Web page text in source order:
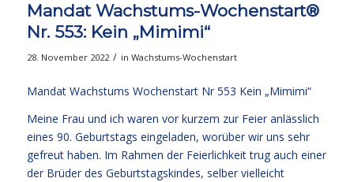
Mandat Wachstums-Wochenstart®
Nr. 553: Kein „Mimimi“
28. November 2022 / in Wachstums-Wochenstart
Mandat Wachstums Wochenstart Nr 553 Kein „Mimimi“
Meine Frau und ich waren vor kurzem zur Feier anlässlich
eines 90. Geburtstags eingeladen, worüber wir uns sehr
gefreut haben. Im Rahmen der Feierlichkeit trug auch einer
der Brüder des Geburtstagskindes, selber vielleicht